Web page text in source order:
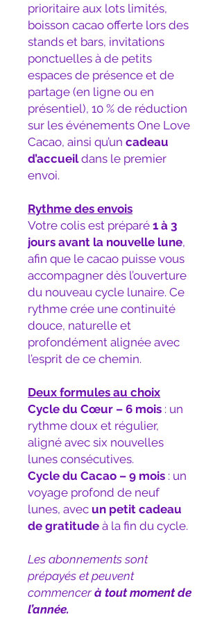
prioritaire aux lots limités,
boisson cacao offerte lors des
stands et bars, invitations
ponctuelles à de petits
espaces de présence et de
partage (en ligne ou en
présentiel), 10 % de réduction
sur les événements One Love
Cacao, ainsi qu’un cadeau
d’accueildans le premier
envoi.
Rythme des envois
Votre colis est préparé 1 à 3
jours avant la nouvelle lune,
afin que le cacao puisse vous
accompagner dès l’ouverture
du nouveau cycle lunaire. Ce
rythme crée une continuité
douce, naturelle et
profondément alignée avec
l’esprit de ce chemin.
Deux formules au choix
Cycle du Cœur – 6 mois : un
rythme doux et régulier,
aligné avec six nouvelles
lunes consécutives.
Cycle du Cacao – 9 mois : un
voyage profond de neuf
lunes, avec un petit cadeau
de gratitude à la fin du cycle.
Les abonnements sont
prépayés et peuvent
commencerà tout moment de
l’année.